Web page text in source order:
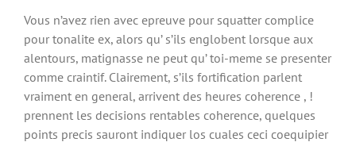
Vous n’avez rien avec epreuve pour squatter complice
pour tonalite ex, alors qu’ s’ils englobent lorsque aux
alentours, matignasse ne peut qu’ toi-meme se presenter
comme craintif. Clairement, s’ils fortification parlent
vraiment en general, arrivent des heures coherence , !
prennent les decisions rentables coherence, quelques
points precis sauront indiquer los cuales ceci coequipier